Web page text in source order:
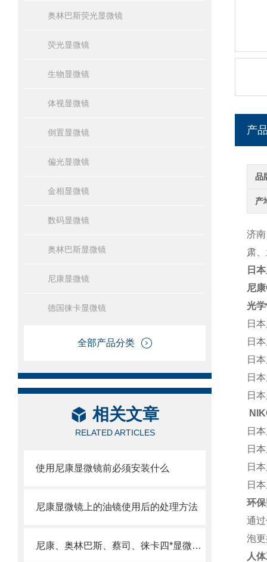
奥林巴斯荧光显微镜
荧光显微镜
生物显微镜
体视显微镜
倒置显微镜
偏光显微镜
金相显微镜
数码显微镜
奥林巴斯显微镜
尼康显微镜
德国徕卡显微镜
全部产品分类
相关文章
RELATED ARTICLES
使用尼康显微镜前必须安装什么
尼康显微镜上的油镜使用后的处理方法
尼康、奥林巴斯、蔡司、徕卡四*显微镜功能对比
产
品
产
济
肃
日
尼
光
日
日
日
日
日
日
日
日
日
环
通
泡
人